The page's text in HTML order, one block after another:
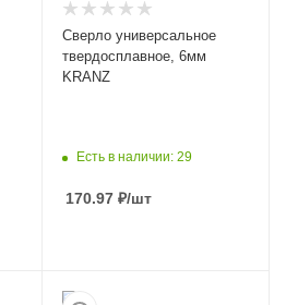
Сверло универсальное
твердосплавное, 6мм
KRANZ
Есть в наличии: 29
170.97 ₽/шт